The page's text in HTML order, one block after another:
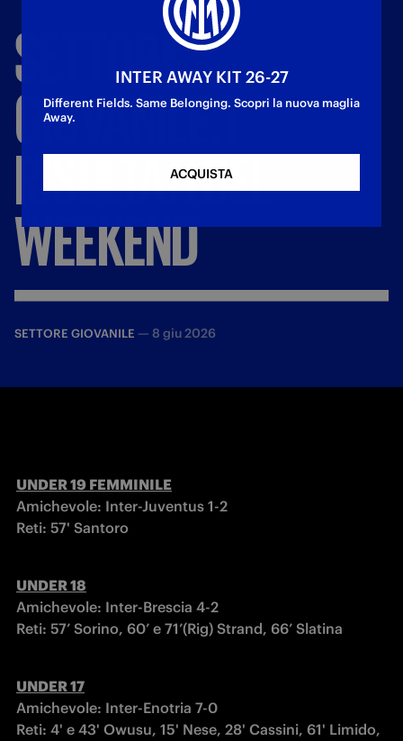
SETTORE
GIOVANILE,I
RISULTATIDEL
WEEKEND
SETTORE GIOVANILE — 8 giu 2026
Amichevole: Inter-Juventus 1-2
Reti: 57' Santoro
UNDER 18
Amichevole: Inter-Brescia 4-2
Reti: 57’ Sorino, 60’ e 71’(Rig) Strand, 66’ Slatina
UNDER 17
Amichevole: Inter-Enotria 7-0
Reti: 4' e 43' Owusu, 15' Nese, 28' Cassini, 61' Limido,
INTER AWAY KIT 26-27
Different Fields. Same Belonging. Scopri la nuova maglia
Away.
ACQUISTA